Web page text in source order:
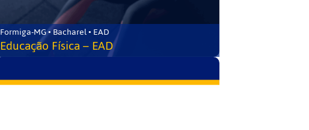
Formiga-MG • Bacharel • EAD
Educação Física – EAD